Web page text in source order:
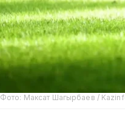
Фото: Максат Шагырбаев /